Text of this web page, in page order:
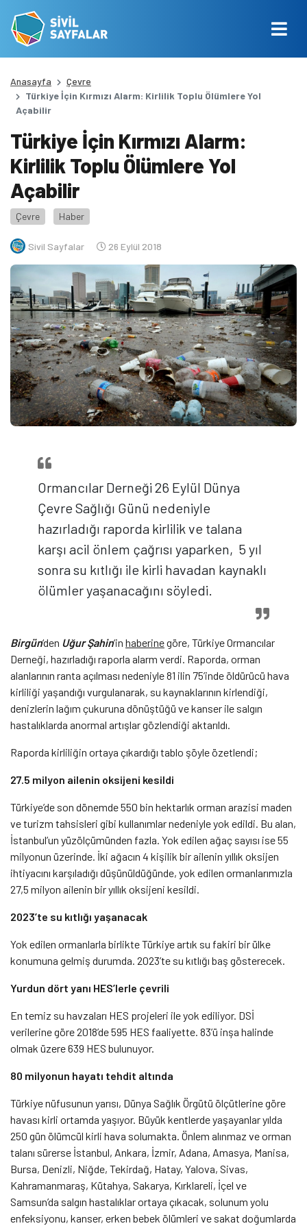
Anasayfa
Çevre
Türkiye İçin Kırmızı Alarm: Kirlilik Toplu Ölümlere Yol
Açabilir
Türkiye İçin Kırmızı Alarm:
Kirlilik Toplu Ölümlere Yol
Açabilir
Çevre Haber
Sivil Sayfalar 26 Eylül 2018
Ormancılar Derneği 26 Eylül Dünya
Çevre Sağlığı Günü nedeniyle
hazırladığı raporda kirlilik ve talana
karşı acil önlem çağrısı yaparken, 5 yıl
sonra su kıtlığı ile kirli havadan kaynaklı
ölümler yaşanacağını söyledi.
Birgün‘den Uğur Şahin‘in haberinegöre, Türkiye Ormancılar
Derneği, hazırladığı raporla alarm verdi. Raporda, orman
alanlarının ranta açılması nedeniyle 81 ilin 75’inde öldürücü hava
kirliliği yaşandığı vurgulanarak, su kaynaklarının kirlendiği,
denizlerin lağım çukuruna dönüştüğü ve kanser ile salgın
hastalıklarda anormal artışlar gözlendiği aktarıldı.
Raporda kirliliğin ortaya çıkardığı tablo şöyle özetlendi;
27.5 milyon ailenin oksijeni kesildi
Türkiye’de son dönemde 550 bin hektarlık orman arazisi maden
ve turizm tahsisleri gibi kullanımlar nedeniyle yok edildi. Bu alan,
İstanbul’un yüzölçümünden fazla. Yok edilen ağaç sayısı ise 55
milyonun üzerinde. İki ağacın 4 kişilik bir ailenin yıllık oksijen
ihtiyacını karşıladığı düşünüldüğünde, yok edilen ormanlarımızla
27,5 milyon ailenin bir yıllık oksijeni kesildi.
2023’te su kıtlığı yaşanacak
Yok edilen ormanlarla birlikte Türkiye artık su fakiri bir ülke
konumuna gelmiş durumda. 2023’te su kıtlığı baş gösterecek.
Yurdun dört yanı HES’lerle çevrili
En temiz su havzaları HES projeleri ile yok ediliyor. DSİ
verilerine göre 2018’de 595 HES faaliyette. 83’ü inşa halinde
olmak üzere 639 HES bulunuyor.
80 milyonun hayatı tehdit altında
Türkiye nüfusunun yarısı, Dünya Sağlık Örgütü ölçütlerine göre
havası kirli ortamda yaşıyor. Büyük kentlerde yaşayanlar yılda
250 gün ölümcül kirli hava solumakta. Önlem alınmaz ve orman
talanı sürerse İstanbul, Ankara, İzmir, Adana, Amasya, Manisa,
Bursa, Denizli, Niğde, Tekirdağ, Hatay, Yalova, Sivas,
Kahramanmaraş, Kütahya, Sakarya, Kırklareli, İçel ve
Samsun’da salgın hastalıklar ortaya çıkacak, solunum yolu
enfeksiyonu, kanser, erken bebek ölümleri ve sakat doğumlarda